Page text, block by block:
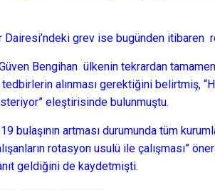
grev ise bugünden itibaren
Bengihan ülkenin tekrardan
alınması gerektiğini belirtmiş,
eleştirisinde bulunmuştu.
bulaşının artması durumunda tüm
rotasyon usulü ile çalışması”
geldiğini de kaydetmişti.